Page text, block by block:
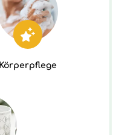
Körperpflege